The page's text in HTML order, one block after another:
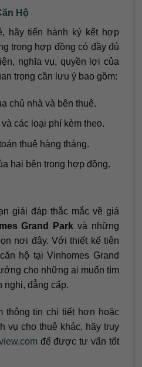
Hộ
hãy tiến hành ký kết hợp
trong hợp đồng có đầy đủ
nghĩa vụ, quyền lợi của
trọng cần lưu ý bao gồm:
chủ nhà và bên thuê.
các loại phí kèm theo.
thuê hàng tháng.
hai bên trong hợp đồng.
giải đáp thắc mắc về giá
Grand Park và những
nơi đây. Với thiết kế tiên
hộ tại Vinhomes Grand
cho những ai muốn tìm
nghi, đẳng cấp.
thông tin chi tiết hơn hoặc
vụ cho thuê khác, hãy truy
để được tư vấn tốt